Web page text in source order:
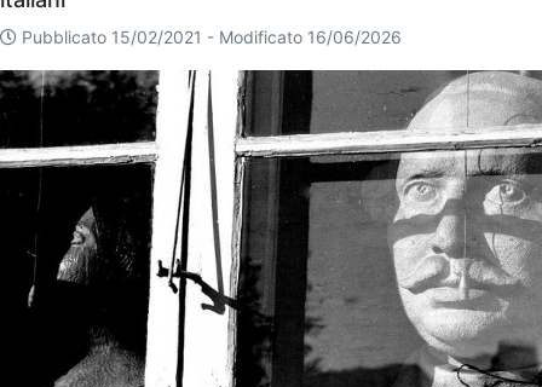
Pubblicato 15/02/2021 - Modificato 16/06/2026